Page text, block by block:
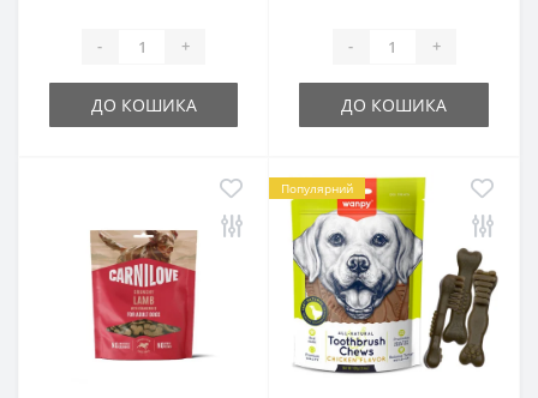
- +
ДО КОШИКА
- +
ДО КОШИКА
Популярний